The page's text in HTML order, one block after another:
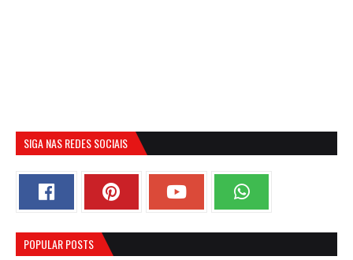
SIGA NAS REDES SOCIAIS
POPULAR POSTS